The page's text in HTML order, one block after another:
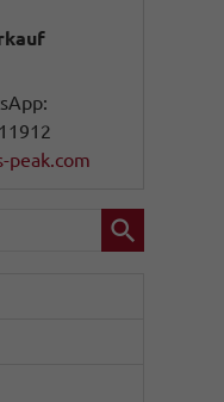
peak.com